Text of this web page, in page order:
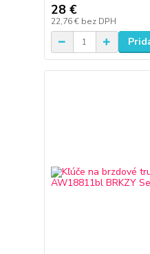
28 €
22,76 € bez DPH